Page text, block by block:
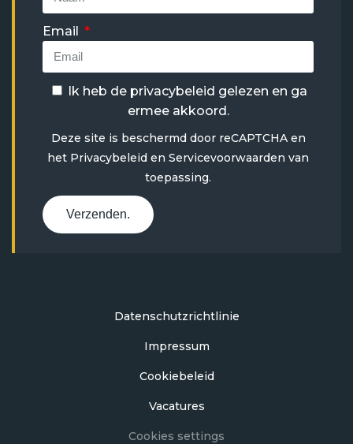
Email
Ik heb de privacybeleid gelezen en ga
ermee akkoord.
Deze site is beschermd door reCAPTCHA en
het Privacybeleid en Servicevoorwaarden van
toepassing.
Verzenden.
Datenschutzrichtlinie
Impressum
Cookiebeleid
Vacatures
Cookies settings